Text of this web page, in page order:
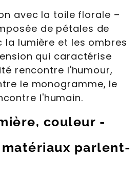
avec la toile florale –
de pétales de
la lumière et les ombres
qui caractérise
rencontre l'humour,
le monogramme, le
l'humain.
couleur -
parlent-